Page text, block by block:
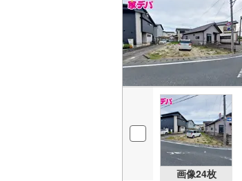
画像24枚
九州・沖縄
該当物件0件
該当物件0件
該当物件0件
該当物件0件
該当物件0件
該当物件0件